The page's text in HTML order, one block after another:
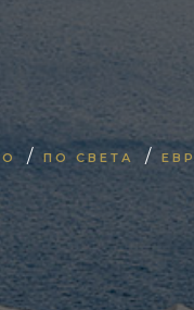
/ ПО СВЕТА /